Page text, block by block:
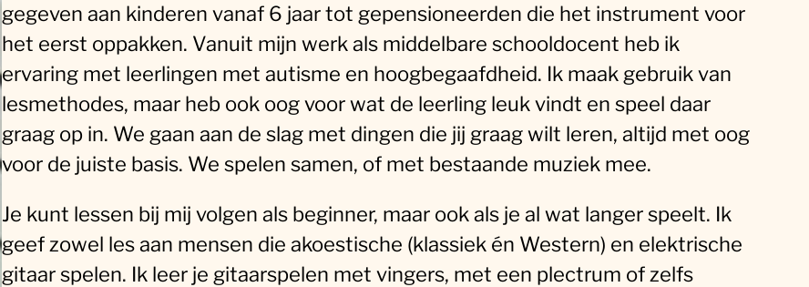
gegeven aan kinderen vanaf 6 jaar tot gepensioneerden die het instrument voor
het eerst oppakken. Vanuit mijn werk als middelbare schooldocent heb ik
ervaring met leerlingen met autisme en hoogbegaafdheid. Ik maak gebruik van
lesmethodes, maar heb ook oog voor wat de leerling leuk vindt en speel daar
graag op in. We gaan aan de slag met dingen die jij graag wilt leren, altijd met oog
voor de juiste basis. We spelen samen, of met bestaande muziek mee.
Je kunt lessen bij mij volgen als beginner, maar ook als je al wat langer speelt. Ik
geef zowel les aan mensen die akoestische (klassiek én Western) en elektrische
gitaar spelen. Ik leer je gitaarspelen met vingers, met een plectrum of zelfs